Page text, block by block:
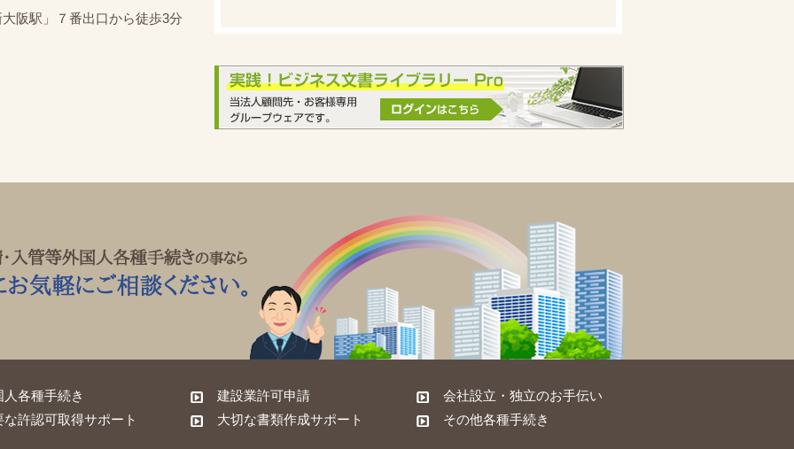
阪駅」７番出口から徒歩3分
各種手続き
許認可取得サポート
建設業許可申請
大切な書類作成サポート
会社設立・独立のお手伝い
その他各種手続き